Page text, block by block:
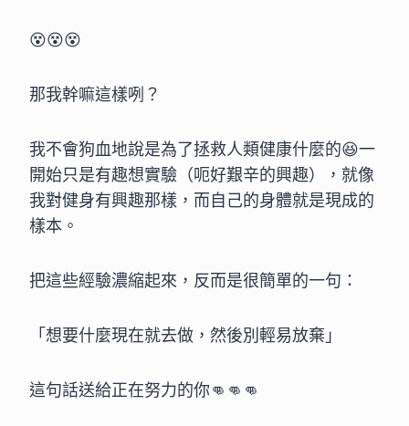
😵😵😵
那我幹嘛這樣咧？
我不會狗血地說是為了拯救人類健康什麼的😆一
開始只是有趣想實驗（呃好艱辛的興趣），就像
我對健身有興趣那樣，而自己的身體就是現成的
樣本。
把這些經驗濃縮起來，反而是很簡單的一句：
「想要什麼現在就去做，然後別輕易放棄」
這句話送給正在努力的你👊👊👊